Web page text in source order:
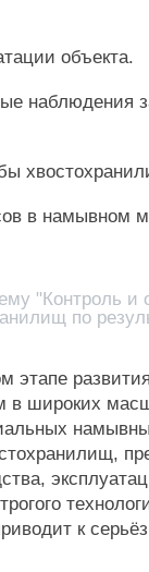
объекта.
наблюдения
в намывном
"Контроль и
по
этапе
в широких
к